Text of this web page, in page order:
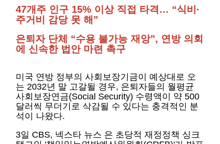
47개주 인구 15% 이상 직접 타격… “식비·
주거비 감당 못 해 ”
은퇴자 단체 “수용 불가능 재앙”, 연방 의회
에 신속한 법안 마련 촉구
미국 연방 정부의 사회보장기금이 예상대로 오
는 2032년 말 고갈될 경우, 은퇴자들의 월평균
사회보장연금(Social Security) 수령액이 약 500
달러씩 무더기로 삭감될 수 있다는 충격적인 분
석이 나왔다.
3일 CBS, 넥스타 뉴스 은 초당적 재정정책 싱크